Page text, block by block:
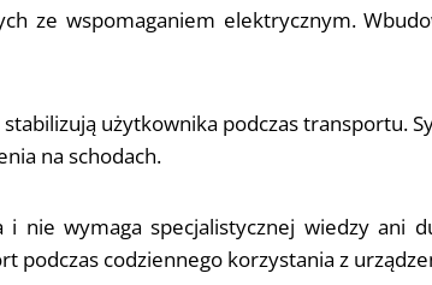
ze wspomaganiem elektrycznym.
użytkownika podczas transportu.
na schodach.
nie wymaga specjalistycznej wiedzy ani
podczas codziennego korzystania z